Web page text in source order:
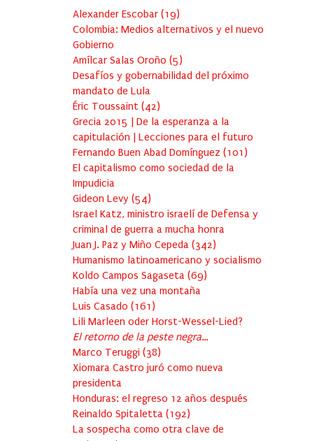
Alexander Escobar (19)
Colombia: Medios alternativos y el nuevo
Gobierno
Amílcar Salas Oroño (5)
Desafíos y gobernabilidad del próximo
mandato de Lula
Éric Toussaint (42)
Grecia 2015 | De la esperanza a la
capitulación | Lecciones para el futuro
Fernando Buen Abad Domínguez (101 )
El capitalismo como sociedad de la
Impudicia
Gideon Levy (54)
Israel Katz, ministro israelí de Defensa y
criminal de guerra a mucha honra
Juan J. Paz y Miño Cepeda (342)
Humanismo latinoamericano y socialismo
Koldo Campos Sagaseta (69)
Había una vez una montaña
Luis Casado (161 )
Lili Marleen oder Horst-Wessel-Lied?
El retorno de la peste negra…
Marco Teruggi (38)
Xiomara Castro juró como nueva
presidenta
Honduras: el regreso 12 años después
Reinaldo Spitaletta (192)
La sospecha como otra clave de